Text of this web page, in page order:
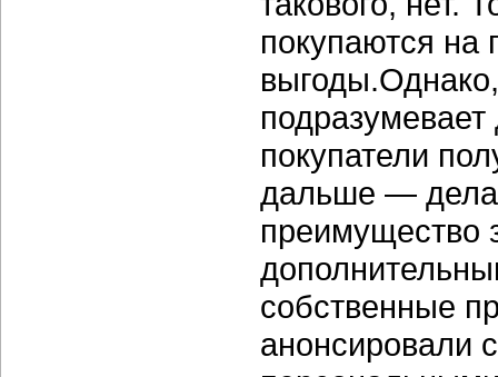
покупаются на
покупатели
дальше —
преимущество
собственные
анонсировали